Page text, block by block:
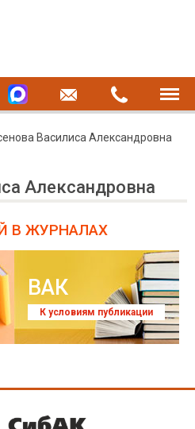
Василиса Александровна
Александровна
В ЖУРНАЛАХ
ВАК
К условиям публикации